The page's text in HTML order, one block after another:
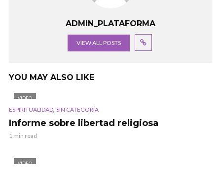
ADMIN_PLATAFORMA
VIEW ALL POSTS
YOU MAY ALSO LIKE
VIDEO
ESPIRITUALIDAD, SIN CATEGORÍA
Informe sobre libertad religiosa
1 min read
VIDEO